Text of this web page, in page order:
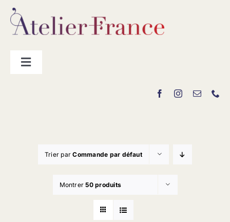
Passer
contenu
Toggle
Trier parCommande par défaut
Montrer50 produits